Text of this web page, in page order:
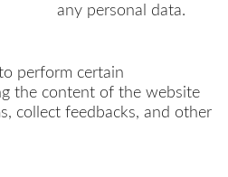
any personal data.
perform certain
the content of the website
collect feedbacks, and other